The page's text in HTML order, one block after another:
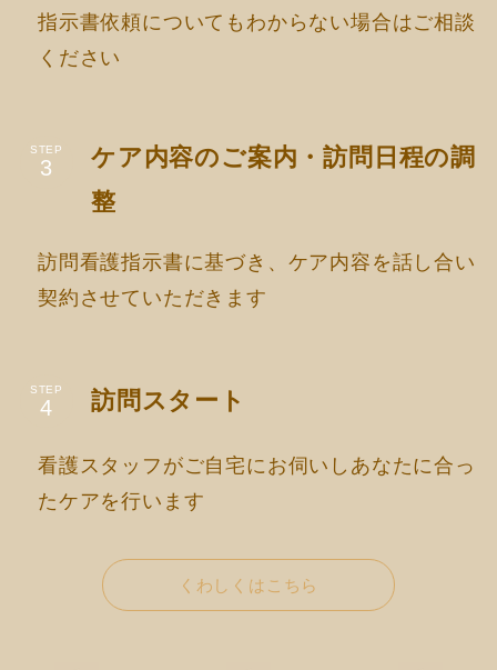
指示書依頼についてもわからない場合はご相談
ください
STEP
ケア内容のご案内・訪問日程の調
整
訪問看護指示書に基づき、ケア内容を話し合い
契約させていただきます
STEP 訪問スタート
看護スタッフがご自宅にお伺いしあなたに合っ
たケアを行います
くわしくはこちら